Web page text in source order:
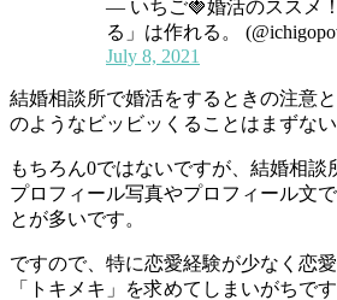
— いちご🍓婚活のススメ
る」は作れる。
July 8, 2021
結婚相談所で婚活をするときの注意
のようなビッビッくることはまずない
もちろん0ではないですが、結婚相談
プロフィール写真やプロフィール文
とが多いです。
ですので、特に恋愛経験が少なく恋
「トキメキ」を求めてしまいがちです